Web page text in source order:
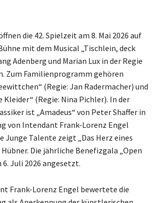
die 42. Spielzeit am 8. Mai 2026 auf
mit dem Musical „Tischlein, deck
Adenberg und Marian Lux in der Regie
Zum Familienprogramm gehören
(Regie: Jan Radermacher) und
Kleider“ (Regie: Nina Pichler). In der
ist „Amadeus“ von Peter Shaffer in
von Intendant Frank-Lorenz Engel
Junge Talente zeigt „Das Herz eines
Die jährliche Benefizgala „Open
Juli 2026 angesetzt.
Frank-Lorenz Engel bewertete die